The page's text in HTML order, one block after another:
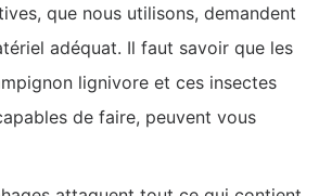
que nous utilisons, demandent
adéquat. Il faut savoir que les
lignivore et ces insectes
de faire, peuvent vous